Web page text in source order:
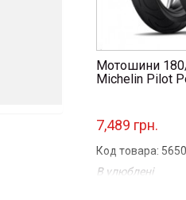
Мотошини
Michelin Pilot
7,489 грн.
Код товара:
В улюблені